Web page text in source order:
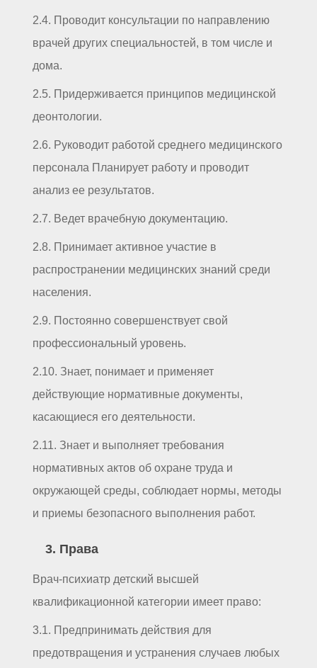
2.4. Проводит консультации по направлению
врачей других специальностей, в том числе и
дома.
2.5. Придерживается принципов медицинской
деонтологии.
2.6. Руководит работой среднего медицинского
персонала Планирует работу и проводит
анализ ее результатов.
2.7. Ведет врачебную документацию.
2.8. Принимает активное участие в
распространении медицинских знаний среди
населения.
2.9. Постоянно совершенствует свой
профессиональный уровень.
2.10. Знает, понимает и применяет
действующие нормативные документы,
касающиеся его деятельности.
2.11. Знает и выполняет требования
нормативных актов об охране труда и
окружающей среды, соблюдает нормы, методы
и приемы безопасного выполнения работ.
3. Права
Врач-психиатр детский высшей
квалификационной категории имеет право:
3.1. Предпринимать действия для
предотвращения и устранения случаев любых